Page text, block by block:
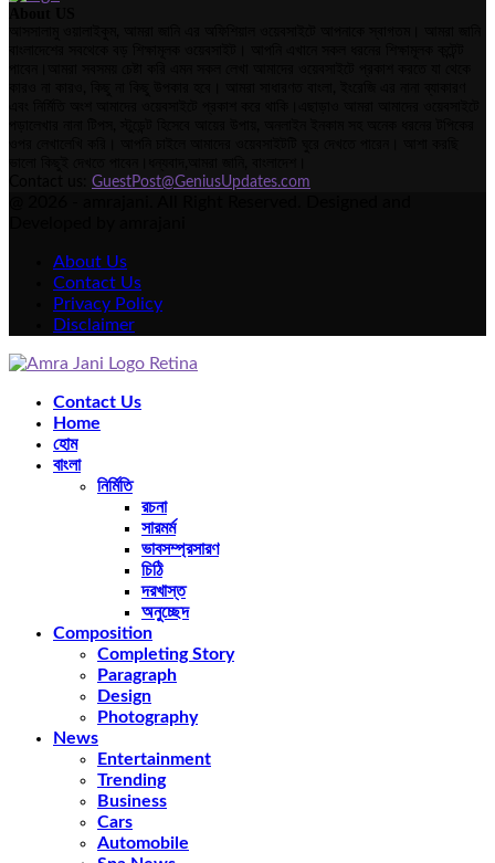
GuestPost@GeniusUpdates.com
About Us
Contact Us
Privacy Policy
Disclaimer
Contact Us
Home
হোম
বাংলা
নির্মিতি
রচনা
সারমর্ম
ভাবসম্প্রসারণ
চিঠি
দরখাস্ত
অনুচ্ছেদ
Composition
Completing Story
Paragraph
Design
Photography
News
Entertainment
Trending
Business
Cars
Automobile